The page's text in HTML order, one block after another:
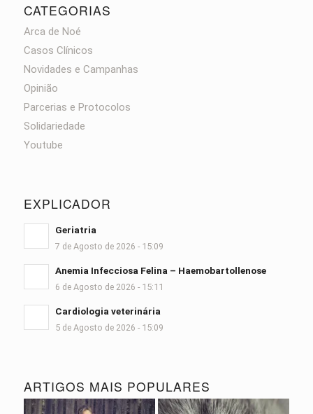
CATEGORIAS
Arca de Noé
Casos Clínicos
Novidades e Campanhas
Opinião
Parcerias e Protocolos
Solidariedade
Youtube
EXPLICADOR
Geriatria
7 de Agosto de 2026 - 15:09
Anemia Infecciosa Felina – Haemobartollenose
6 de Agosto de 2026 - 15:11
Cardiologia veterinária
5 de Agosto de 2026 - 15:09
ARTIGOS MAIS POPULARES